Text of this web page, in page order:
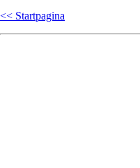
<< Startpagina